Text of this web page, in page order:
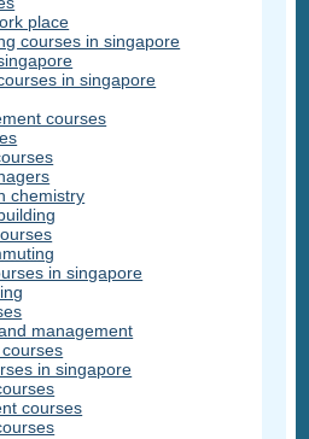
place
courses in singapore
in singapore
courses
chemistry
in singapore
management
in singapore
courses